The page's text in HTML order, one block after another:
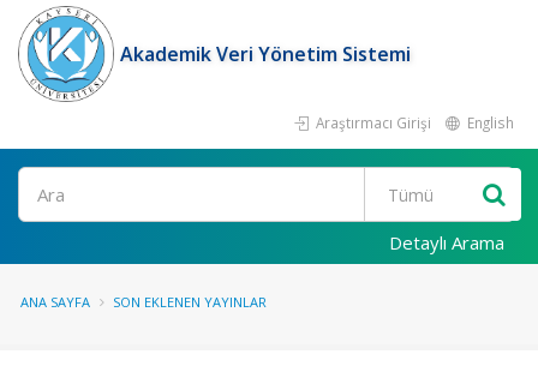
Akademik Veri Yönetim Sistemi
Araştırmacı Girişi English
Ara
Detaylı Arama
ANA SAYFA SON EKLENEN YAYINLAR